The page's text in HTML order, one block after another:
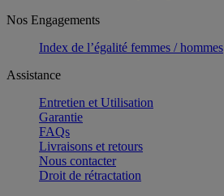
Nos Engagements
Index de l’égalité femmes / hommes
Assistance
Entretien et Utilisation
Garantie
FAQs
Livraisons et retours
Nous contacter
Droit de rétractation